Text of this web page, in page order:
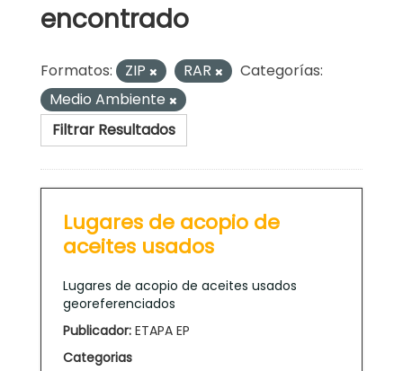
encontrado
Formatos: ZIP RAR
Categorías:
Medio Ambiente
Filtrar Resultados
Lugares de acopio de
aceites usados
Lugares de acopio de aceites usados
georeferenciados
Publicador: ETAPA EP
Categorias